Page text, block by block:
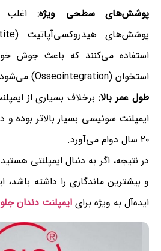
پوشش‌های سطحی ویژه: اغلب
استفاده می‌کنند که باعث جوش
استخوان (Osseointegration) می‌شود.
طول عمر بالا:برخلاف بسیاری از
ایمپلنت سوئیسی بسیار بالاتر بوده و
۲۰ سال دوام می‌آورد.
در نتیجه، اگر به دنبال ایمپلنتی
و بیشترین ماندگاری را داشته باشد،
ایده‌آل به ویژه برای ایمپلنت دندان جلو